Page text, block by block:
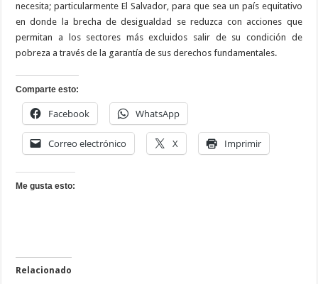
necesita; particularmente El Salvador, para que sea un país equitativo
en donde la brecha de desigualdad se reduzca con acciones que
permitan a los sectores más excluidos salir de su condición de
pobreza a través de la garantía de sus derechos fundamentales.
Comparte esto:
Facebook WhatsApp
Correo electrónico X Imprimir
Me gusta esto:
Relacionado